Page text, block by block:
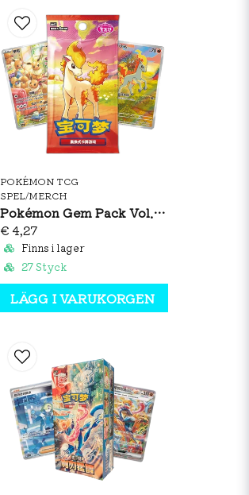
POKÉMON TCG
SPEL/MERCH
Pokémon Gem Pack Vol. 4 Booster Pack (S-CH)
€ 4,27
Finns i lager
27 Styck
LÄGG I VARUKORGEN